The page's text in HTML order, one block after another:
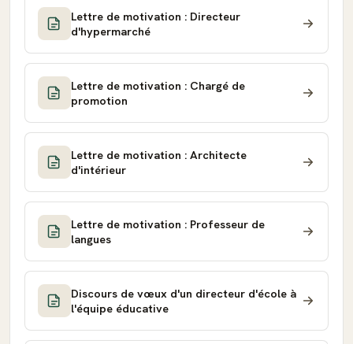
Lettre de motivation : Directeur
d'hypermarché
Lettre de motivation : Chargé de
promotion
Lettre de motivation : Architecte
d'intérieur
Lettre de motivation : Professeur de
langues
Discours de vœux d'un directeur d'école à
l'équipe éducative